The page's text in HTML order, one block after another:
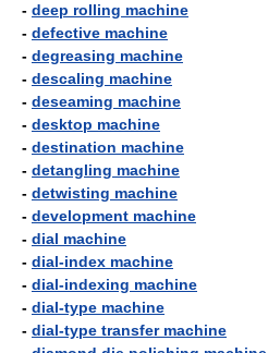
- deep rolling machine
- defective machine
- degreasing machine
- descaling machine
- deseaming machine
- desktop machine
- destination machine
- detangling machine
- detwisting machine
- development machine
- dial machine
- dial-index machine
- dial-indexing machine
- dial-type machine
- dial-type transfer machine